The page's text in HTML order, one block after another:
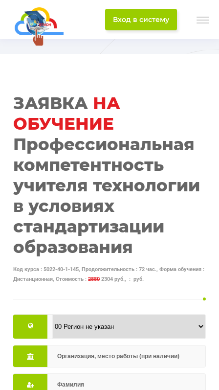
Вход в систему
ЗАЯВКА НА
ОБУЧЕНИЕ
Профессиональная
компетентность
учителя технологии
в условиях
стандартизации
образования
Код курса : 5022-40-1-145, Продолжительность : 72 час., Форма обучения :
Дистанционная, Стоимость :28802304 руб., : руб.